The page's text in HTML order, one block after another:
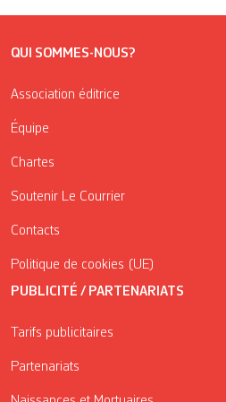
QUI SOMMES-NOUS?
Association éditrice
Équipe
Chartes
Soutenir Le Courrier
Contacts
Politique de cookies (UE)
PUBLICITÉ / PARTENARIATS
Tarifs publicitaires
Partenariats